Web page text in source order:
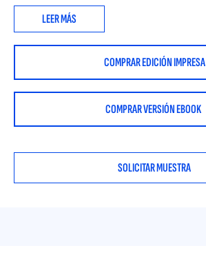
sencillez pedagógica.
LEER MÁS
COMPRAR EDICIÓN IMPRESA
COMPRAR VERSIÓN EBOOK
SOLICITAR MUESTRA